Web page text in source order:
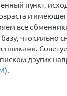
пункт,
и
все
что сильно
других
.